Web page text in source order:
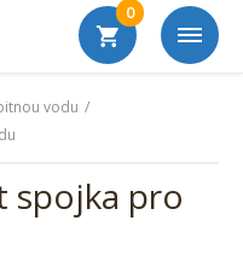
0
vodu
spojka pro